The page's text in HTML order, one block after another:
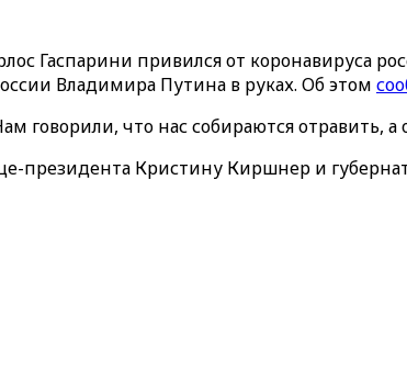
Гаспарини привился от коронавируса
Владимира Путина в руках. Об этом
что нас собираются отравить,
президента Кристину Киршнер и